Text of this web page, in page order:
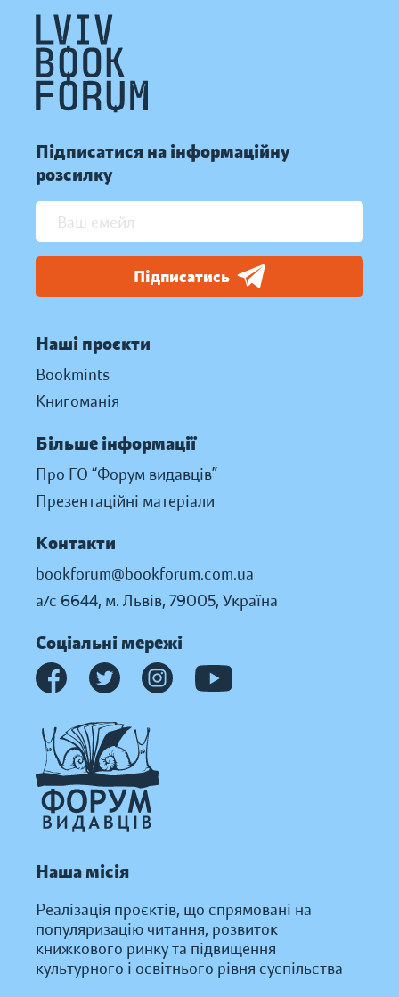
Підписатися на інформаційну
розсилку
Підписатись
Наші проєкти
Bookmints
Книгоманія
Більше інформації
Про ГО “Форум видавців”
Презентаційні матеріали
Контакти
bookforum@bookforum.com.ua
а/с 6644, м. Львів, 79005, Україна
Соціальні мережі
Наша місія
Реалізація проєктів, що спрямовані на
популяризацію читання, розвиток
книжкового ринку та підвищення
культурного і освітнього рівня суспільства